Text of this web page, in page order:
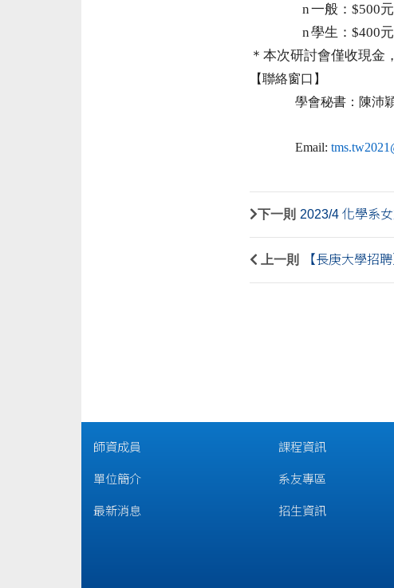
n一般：$500元
n學生：$400元
＊本次研討會僅收現金
【聯絡窗口】
學會秘書：陳沛
Email:
下一則 2023/4 化學系
上一則 【長庚大學招
師資成員
單位簡介
最新消息
課程資訊
系友專區
招生資訊